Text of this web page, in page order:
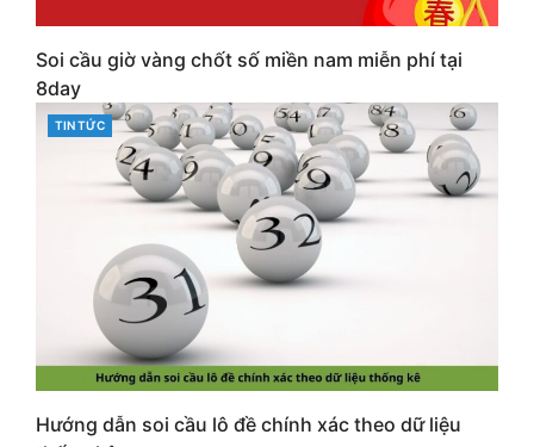
Soi cầu giờ vàng chốt số miền nam miễn phí tại
8day
CATEGORIES
TIN TỨC
Hướng dẫn soi cầu lô đề chính xác theo dữ liệu